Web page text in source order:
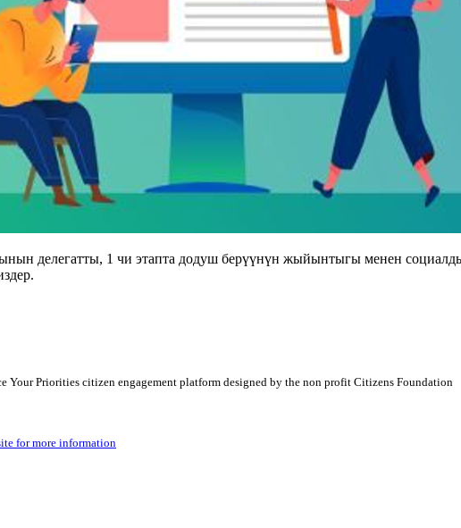
делегатты, 1 чи этапта додуш берүүнүн жыйынтыгы менен
Your Priorities citizen engagement platform designed by the non profit Citizens Foundation
for more information